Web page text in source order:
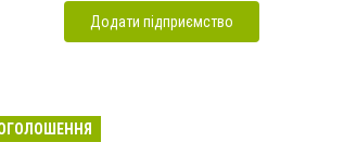
Додати підприємство